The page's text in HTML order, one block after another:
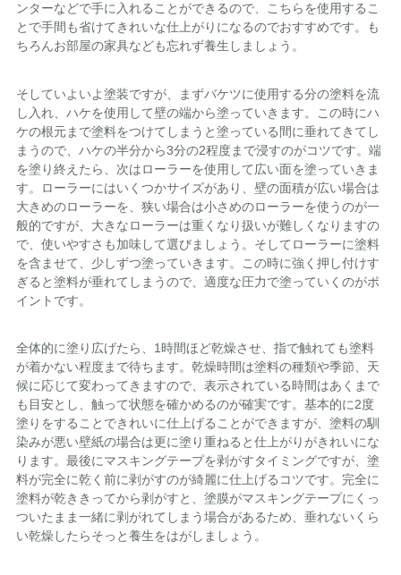
ンターなどで手に入れることができるので、こちらを使用するこ
とで手間も省けてきれいな仕上がりになるのでおすすめです。も
ちろんお部屋の家具なども忘れず養生しましょう。
そしていよいよ塗装ですが、まずバケツに使用する分の塗料を流
し入れ、ハケを使用して壁の端から塗っていきます。この時にハ
ケの根元まで塗料をつけてしまうと塗っている間に垂れてきてし
まうので、ハケの半分から3分の2程度まで浸すのがコツです。端
を塗り終えたら、次はローラーを使用して広い面を塗っていきま
す。ローラーにはいくつかサイズがあり、壁の面積が広い場合は
大きめのローラーを、狭い場合は小さめのローラーを使うのが一
般的ですが、大きなローラーは重くなり扱いが難しくなりますの
で、使いやすさも加味して選びましょう。そしてローラーに塗料
を含ませて、少しずつ塗っていきます。この時に強く押し付けす
ぎると塗料が垂れてしまうので、適度な圧力で塗っていくのがポ
イントです。
全体的に塗り広げたら、1時間ほど乾燥させ、指で触れても塗料
が着かない程度まで待ちます。乾燥時間は塗料の種類や季節、天
候に応じて変わってきますので、表示されている時間はあくまで
も目安とし、触って状態を確かめるのが確実です。基本的に2度
塗りをすることできれいに仕上げることができますが、塗料の馴
染みが悪い壁紙の場合は更に塗り重ねると仕上がりがきれいにな
ります。最後にマスキングテープを剥がすタイミングですが、塗
料が完全に乾く前に剥がすのが綺麗に仕上げるコツです。完全に
塗料が乾ききってから剥がすと、塗膜がマスキングテープにくっ
ついたまま一緒に剥がれてしまう場合があるため、垂れないくら
い乾燥したらそっと養生をはがしましょう。